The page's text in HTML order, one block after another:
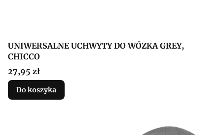
UNIWERSALNE UCHWYTY DO WÓZKA GREY,
CHICCO
Cena
27,95 zł
Do koszyka